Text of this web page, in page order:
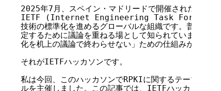
2025年7月、スペイン・マドリードで開催された
IETF (Internet Engineering Task Force)は、イ
技術の標準化を進めるグローバルな組織です。普段は
定するために議論を重ねる場として知られていますが
化を机上の議論で終わらせない」ための仕組みが存在し
それがIETFハッカソンです。
私は今回、このハッカソンでRPKIに関するテーマを掲
ルを主催しました。この記事では、IETFハッカソンの